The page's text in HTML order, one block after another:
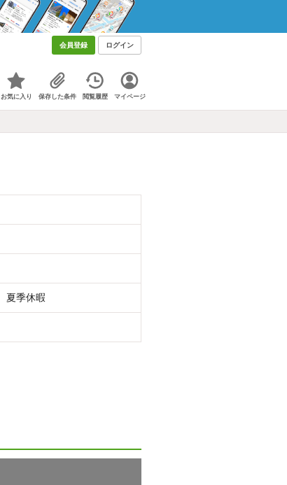
会員登録 ログイン
お気に入り 保存した条件 閲覧履歴 マイページ
夏季休暇